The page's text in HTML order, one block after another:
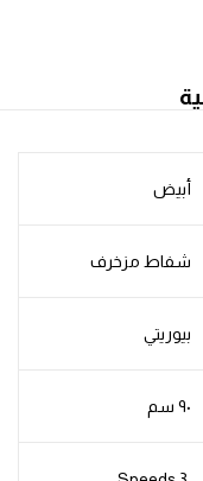
أبيض
شفاط مزخرف
بيوريتي
٩٠ سم